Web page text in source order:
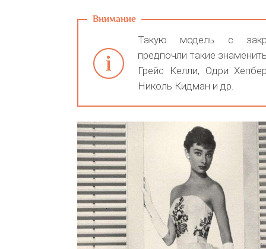
Такую модель с
предпочли такие
Грейс Келли, Одри
Николь Кидман и др.